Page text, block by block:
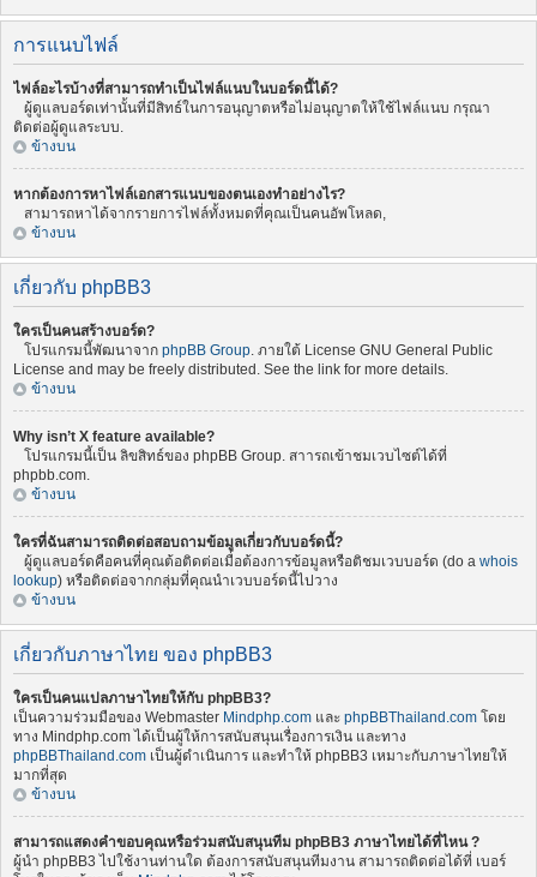
การแนบไฟล์
ไฟล์อะไรบ้างที่สามารถทำเป็นไฟล์แนบในบอร์ดนี้ได้?
ผู้ดูแลบอร์ดเท่านั้นที่มีสิทธ์ในการอนุญาตหรือไม่อนุญาตให้ใช้ไฟล์แนบ กรุณา
ติดต่อผู้ดูแลระบบ.
ข้างบน
หากต้องการหาไฟล์เอกสารแนบของตนเองทำอย่างไร?
สามารถหาได้จากรายการไฟล์ทั้งหมดที่คุณเป็นคนอัพโหลด,
ข้างบน
เกี่ยวกับ phpBB3
ใครเป็นคนสร้างบอร์ด?
โปรแกรมนี้พัฒนาจาก phpBB Group. ภายใต้ License GNU General Public
License and may be freely distributed. See the link for more details.
ข้างบน
Why isn’t X feature available?
โปรแกรมนี้เป็น ลิขสิทธ์ของ phpBB Group. สาารถเข้าชมเวบไซต์ได้ที่
phpbb.com.
ข้างบน
ใครที่ฉันสามารถติดต่อสอบถามข้อมูลเกี่ยวกับบอร์ดนี้?
ผู้ดูแลบอร์ดคือคนที่คุณต้อติดต่อเมื่อต้องการข้อมูลหรือติชมเวบบอร์ด (do a whois
lookup) หรือติดต่อจากกลุ่มที่คุณนำเวบบอร์ดนี้ไปวาง
ข้างบน
เกี่ยวกับภาษาไทย ของ phpBB3
ใครเป็นคนแปลภาษาไทยให้กับ phpBB3?
เป็นความร่วมมือของ Webmaster Mindphp.com และ phpBBThailand.com โดย
ทาง Mindphp.com ได้เป็นผู้ให้การสนับสนุนเรื่องการเงิน และทาง
phpBBThailand.com เป็นผู้ดำเนินการ และทำให้ phpBB3 เหมาะกับภาษาไทยให้
มากที่สุด
ข้างบน
สามารถแสดงคำขอบคุณหรือร่วมสนับสนุนทีม phpBB3 ภาษาไทยได้ที่ไหน ?
ผู้นำ phpBB3 ไปใช้งานท่านใด ต้องการสนับสนุนทีมงาน สามารถติดต่อได้ที่ เบอร์